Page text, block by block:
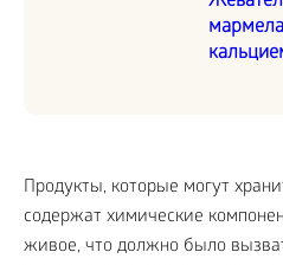
Продукты, которые могут
содержат химические
живое, что должно было